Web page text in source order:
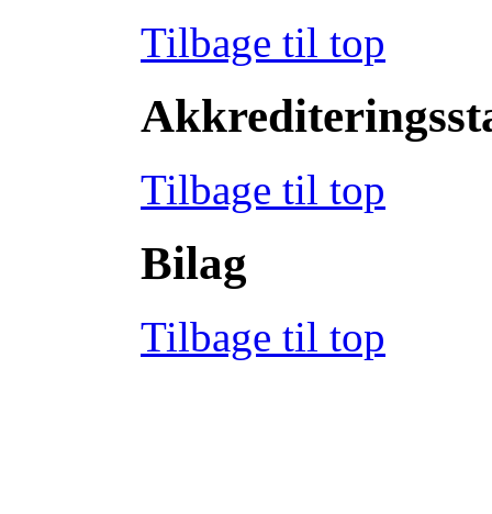
Tilbage til top
Tilbage til top
Bilag
Tilbage til top